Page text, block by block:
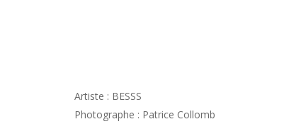
Artiste : BESSS
Photographe : Patrice Collomb